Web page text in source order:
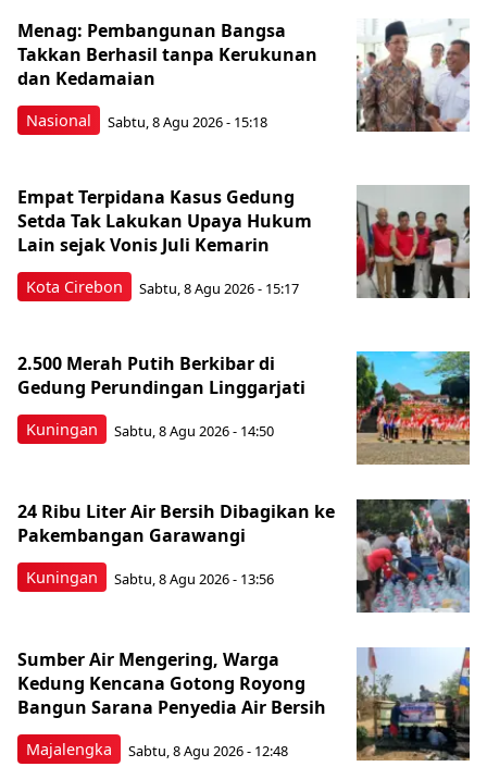
Nasional
Menag: Pembangunan Bangsa
Takkan Berhasil tanpa Kerukunan
dan Kedamaian
Sabtu, 8 Agu 2026 - 15:18
Kota Cirebon
Empat Terpidana Kasus Gedung
Setda Tak Lakukan Upaya Hukum
Lain sejak Vonis Juli Kemarin
Sabtu, 8 Agu 2026 - 15:17
Kuningan
2.500 Merah Putih Berkibar di
Gedung Perundingan Linggarjati
Sabtu, 8 Agu 2026 - 14:50
Kuningan
24 Ribu Liter Air Bersih Dibagikan ke
Pakembangan Garawangi
Sabtu, 8 Agu 2026 - 13:56
Majalengka
Sumber Air Mengering, Warga
Kedung Kencana Gotong Royong
Bangun Sarana Penyedia Air Bersih
Sabtu, 8 Agu 2026 - 12:48